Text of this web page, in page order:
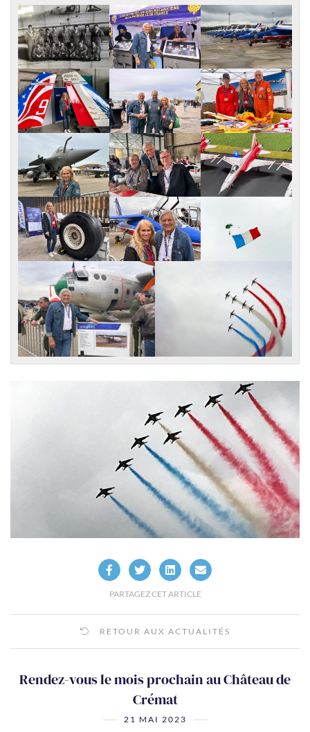
PARTAGEZ CET ARTICLE
RETOUR AUX ACTUALITÉS
Rendez-vous le mois prochain au Château de
Crémat
21 MAI 2023